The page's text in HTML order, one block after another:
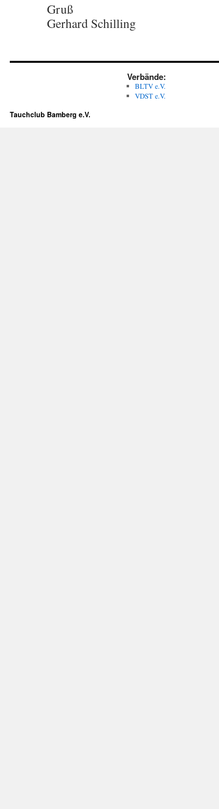
Gruß
Gerhard Schilling
Verbände:
BLTV e.V.
VDST e.V.
Tauchclub Bamberg e.V.